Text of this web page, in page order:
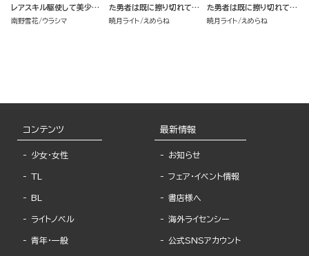
レアスキル駆使して美少女
軍団を育成中！
南野雪花 ウラシマ
た勇者は既に擦り切れてい
る。
暁月ライト えめらね
た勇者は既に擦り切れてい
る。
暁月ライト えめらね
コンテンツ
少女・女性
TL
BL
ライトノベル
青年・一般
最新情報
お知らせ
フェア・イベント情報
書店様へ
海外ライセンシー
公式SNSアカウント